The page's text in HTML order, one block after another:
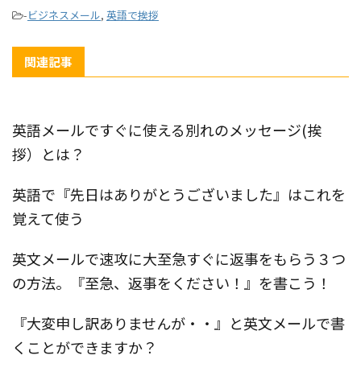
-ビジネスメール, 英語で挨拶
関連記事
英語メールですぐに使える別れのメッセージ(挨
拶）とは？
英語で『先日はありがとうございました』はこれを
覚えて使う
英文メールで速攻に大至急すぐに返事をもらう３つ
の方法。『至急、返事をください！』を書こう！
『大変申し訳ありませんが・・』と英文メールで書
くことができますか？